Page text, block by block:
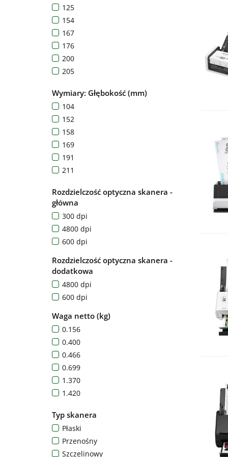
319
369
125
154
167
176
200
205
247
30
34
39
51
63
Wymiary: Głębokość (mm)
104
152
158
169
191
211
255
364
37
45
47
Rozdzielczość optyczna skanera -
główna
300 dpi
4800 dpi
600 dpi
Rozdzielczość optyczna skanera -
dodatkowa
4800 dpi
600 dpi
Waga netto (kg)
0.156
0.400
0.466
0.699
1.370
1.420
1.800
1.900
2.500
Typ skanera
Płaski
Przenośny
Szczelinowy